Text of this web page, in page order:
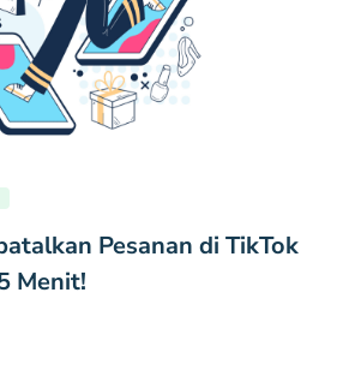
Pesanan di TikTok
Menit!